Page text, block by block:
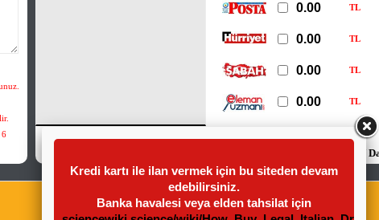
6
TL
TL
TL
TL
Fiyatlarımıza KDV
Kredi kartı ile ilan vermek için bu siteden devam
edebilirsiniz.
Banka havalesi veya elden tahsilat için